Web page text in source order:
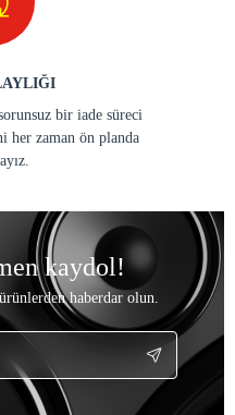
bir iade süreci
her zaman ön planda
kaydol!
haberdar olun.